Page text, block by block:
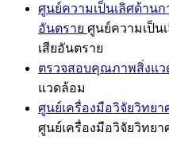
ศูนย์ความเป็นเลิศด้านก
อันตราย ศูนย์ความเป็น
เสียอันตราย
ตรวจสอบคุณภาพสิ่งแว
แวดล้อม
ศูนย์เครื่องมือวิจัยวิทยา
ศูนย์เครื่องมือวิจัยวิทยา